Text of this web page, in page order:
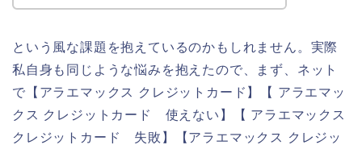
という風な課題を抱えているのかもしれません。実際
私自身も同じような悩みを抱えたので、まず、ネット
で【アラエマックス クレジットカード】【 アラエマッ
クス クレジットカード 使えない】【 アラエマックス
クレジットカード 失敗】【アラエマックス クレジッ